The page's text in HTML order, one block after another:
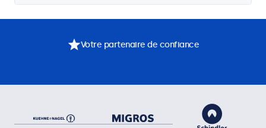
Votre partenaire de confiance